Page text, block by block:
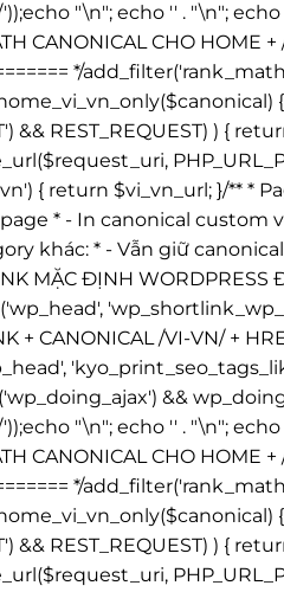
"\n"; echo '' . "\n"; echo
CANONICAL CHO
*/
REST_REQUEST) ) {
{ return $vi_vn_url; }/** *
* - In canonical
khác: * - Vẫn giữ
MẶC ĐỊNH
+ CANONICAL /VI-VN/ +
&&
"\n"; echo '' . "\n"; echo
CANONICAL CHO
*/
REST_REQUEST) ) {